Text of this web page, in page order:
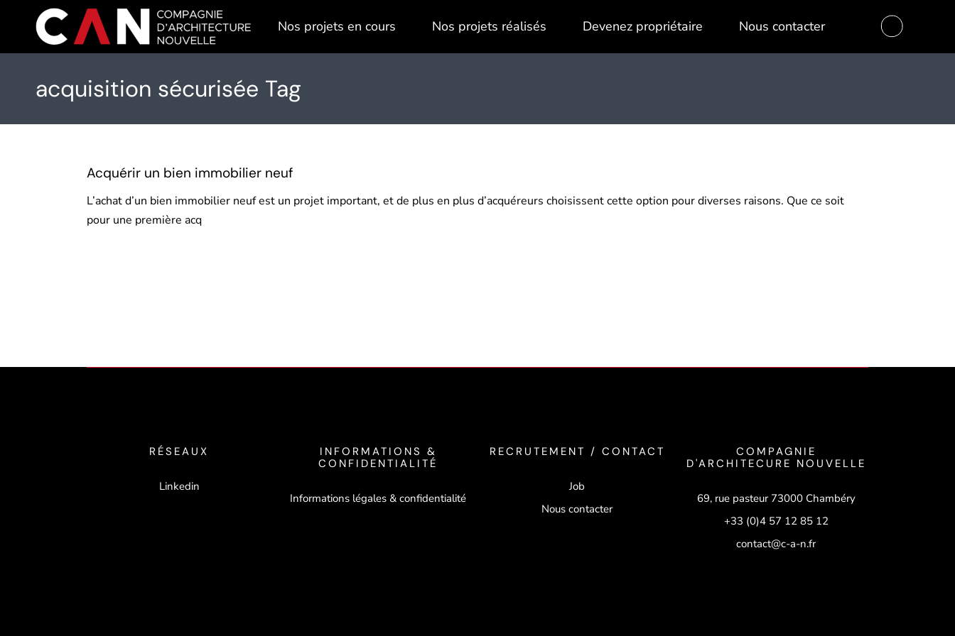
content
Nos projets en cours Nos projets réalisés Devenez propriétaire Nous contacter
acquisition sécurisée Tag
Acquérir un bien immobilier neuf
L’achat d’un bien immobilier neuf est un projet important, et de plus en plus d’acquéreurs choisissent cette option pour diverses raisons. Que ce soit
pour une première acq
RÉSEAUX
Linkedin
INFORMATIONS &
CONFIDENTIALITÉ
Informations légales & confidentialité
RECRUTEMENT / CONTACT
Job
Nous contacter
COMPAGNIE
D'ARCHITECURE NOUVELLE
69, rue pasteur 73000 Chambéry
+33 (0)4 57 12 85 12
contact@c-a-n.fr